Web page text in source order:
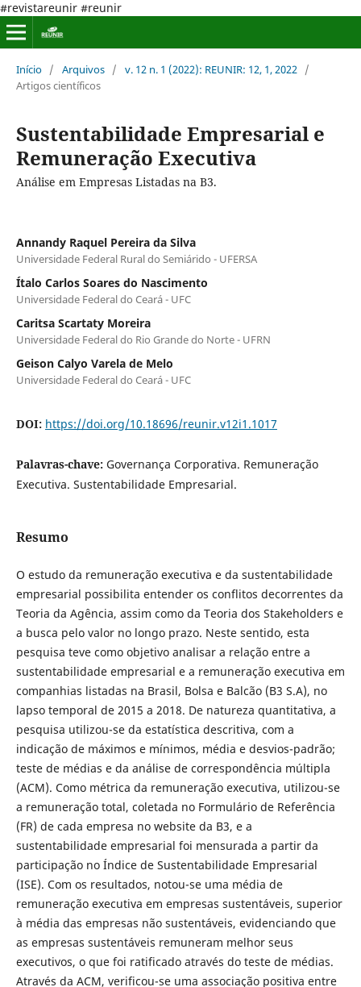
#revistareunir #reunir
Início / Arquivos / v. 12 n. 1 (2022): REUNIR: 12, 1, 2022 /
Artigos científicos
Sustentabilidade Empresarial e
Remuneração Executiva
Análise em Empresas Listadas na B3.
Annandy Raquel Pereira da Silva
Universidade Federal Rural do Semiárido - UFERSA
Ítalo Carlos Soares do Nascimento
Universidade Federal do Ceará - UFC
Caritsa Scartaty Moreira
Universidade Federal do Rio Grande do Norte - UFRN
Geison Calyo Varela de Melo
Universidade Federal do Ceará - UFC
DOI: https://doi.org/10.18696/reunir.v12i1.1017
Palavras-chave: Governança Corporativa. Remuneração
Executiva. Sustentabilidade Empresarial.
Resumo
O estudo da remuneração executiva e da sustentabilidade
empresarial possibilita entender os conflitos decorrentes da
Teoria da Agência, assim como da Teoria dos Stakeholders e
a busca pelo valor no longo prazo. Neste sentido, esta
pesquisa teve como objetivo analisar a relação entre a
sustentabilidade empresarial e a remuneração executiva em
companhias listadas na Brasil, Bolsa e Balcão (B3 S.A), no
lapso temporal de 2015 a 2018. De natureza quantitativa, a
pesquisa utilizou-se da estatística descritiva, com a
indicação de máximos e mínimos, média e desvios-padrão;
teste de médias e da análise de correspondência múltipla
(ACM). Como métrica da remuneração executiva, utilizou-se
a remuneração total, coletada no Formulário de Referência
(FR) de cada empresa no website da B3, e a
sustentabilidade empresarial foi mensurada a partir da
participação no Índice de Sustentabilidade Empresarial
(ISE). Com os resultados, notou-se uma média de
remuneração executiva em empresas sustentáveis, superior
à média das empresas não sustentáveis, evidenciando que
as empresas sustentáveis remuneram melhor seus
executivos, o que foi ratificado através do teste de médias.
Através da ACM, verificou-se uma associação positiva entre